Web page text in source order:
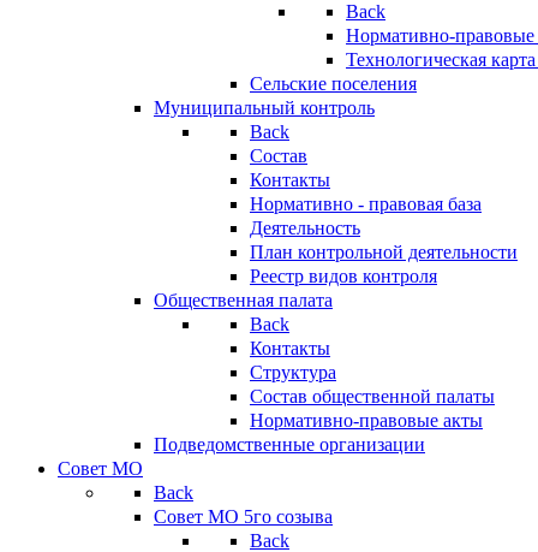
Back
Нормативно-правовые
Технологическая
Сельские поселения
Муниципальный контроль
Back
Состав
Контакты
Нормативно - правовая база
Деятельность
План контрольной деятельности
Реестр видов контроля
Общественная палата
Back
Контакты
Структура
Состав общественной палаты
Нормативно-правовые акты
Подведомственные организации
Совет МО
Back
Совет МО 5го созыва
Back